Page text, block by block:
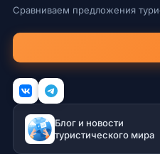
Сравниваем предложения
Блог и новости
туристического мира